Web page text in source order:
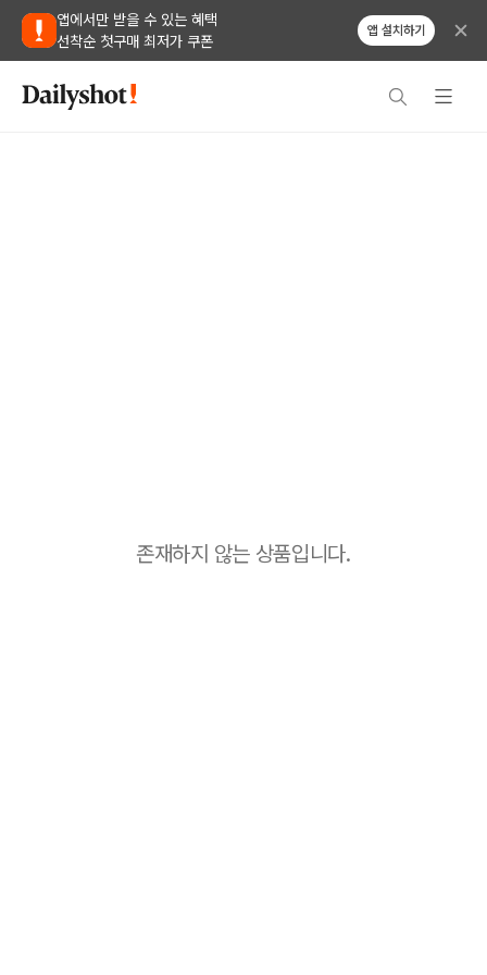
앱에서만 받을 수 있는 혜택
선착순 첫구매 최저가 쿠폰
앱 설치하기
존재하지 않는 상품입니다.